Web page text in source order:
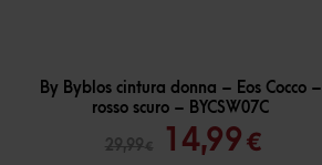
-50 %
By Byblos cintura donna – Eos Cocco –
rosso scuro – BYCSW07C
29,99€
Il
14,99€Il